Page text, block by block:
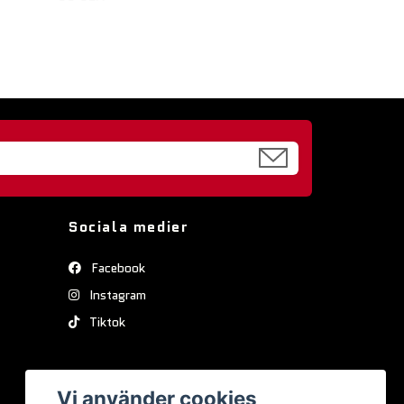
Sociala medier
Facebook
Instagram
Tiktok
Vi använder cookies